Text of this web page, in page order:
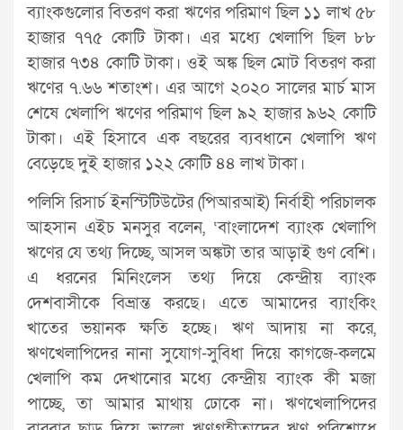
ব্যাংকগুলোর বিতরণ করা ঋণের পরিমাণ ছিল ১১ লাখ ৫৮
হাজার ৭৭৫ কোটি টাকা। এর মধ্যে খেলাপি ছিল ৮৮
হাজার ৭৩৪ কোটি টাকা। ওই অঙ্ক ছিল মোট বিতরণ করা
ঋণের ৭.৬৬ শতাংশ। এর আগে ২০২০ সালের মার্চ মাস
শেষে খেলাপি ঋণের পরিমাণ ছিল ৯২ হাজার ৯৬২ কোটি
টাকা। এই হিসাবে এক বছরের ব্যবধানে খেলাপি ঋণ
বেড়েছে দুই হাজার ১২২ কোটি ৪৪ লাখ টাকা।
পলিসি রিসার্চ ইনস্টিটিউটের (পিআরআই) নির্বাহী পরিচালক
আহসান এইচ মনসুর বলেন, ‘বাংলাদেশ ব্যাংক খেলাপি
ঋণের যে তথ্য দিচ্ছে, আসল অঙ্কটা তার আড়াই গুণ বেশি।
এ ধরনের মিনিংলেস তথ্য দিয়ে কেন্দ্রীয় ব্যাংক
দেশবাসীকে বিভ্রান্ত করছে। এতে আমাদের ব্যাংকিং
খাতের ভয়ানক ক্ষতি হচ্ছে। ঋণ আদায় না করে,
ঋণখেলাপিদের নানা সুযোগ-সুবিধা দিয়ে কাগজে-কলমে
খেলাপি কম দেখানোর মধ্যে কেন্দ্রীয় ব্যাংক কী মজা
পাচ্ছে, তা আমার মাথায় ঢোকে না। ঋণখেলাপিদের